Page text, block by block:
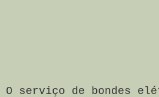
O serviço de bondes